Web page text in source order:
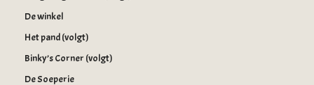
De winkel
Het pand (volgt)
Binky’s Corner (volgt)
De Soeperie